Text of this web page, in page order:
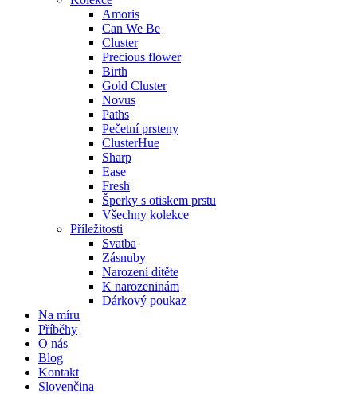
Amoris
Can We Be
Cluster
Precious flower
Birth
Gold Cluster
Novus
Paths
Pečetní prsteny
ClusterHue
Sharp
Ease
Fresh
Šperky s otiskem prstu
Všechny kolekce
Příležitosti
Svatba
Zásnuby
Narození dítěte
K narozeninám
Dárkový poukaz
Na míru
Příběhy
O nás
Blog
Kontakt
Slovenčina